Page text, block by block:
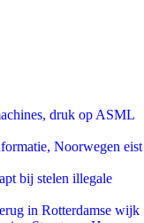
druk op ASML
Noorwegen eist
bij stelen illegale
in Rotterdamse wijk